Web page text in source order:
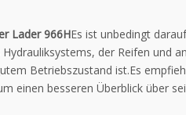
Lader 966HEs ist unbedingt
der Reifen und
Betriebszustand ist.Es
einen besseren Überblick über